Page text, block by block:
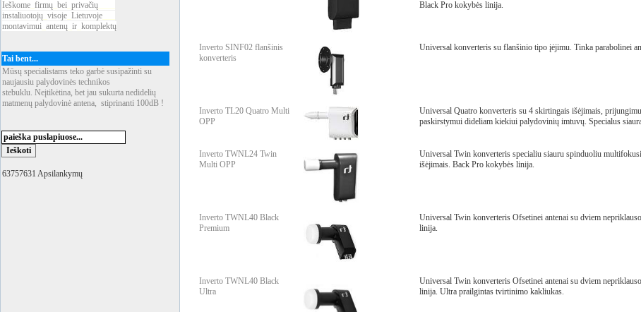
Ieškome firmų bei privačių
instaliuotojų visoje Lietuvoje
montavimui antenų ir komplektų
Tai bent...
Mūsų specialistams teko garbė susipažinti su
naujausiu palydovinės technikos
stebuklu. Neįtikėtina, bet jau sukurta nedidelių
matmenų palydovinė antena, stiprinanti 100dB !
63757631 Apsilankymų
Black Pro kokybės linija.
Inverto SINF02 flanšinis
konverteris
Universal konverteris su flanšinio tipo įėjimu. Tinka parabolinei
Inverto TL20 Quatro Multi
OPP
Universal Quatro konverteris su 4 skirtingais išėjimais,
paskirstymui dideliam kiekiui palydovinių imtuvų. Specialus
Inverto TWNL24 Twin
Multi OPP
Universal Twin konverteris specialiu siauru spinduoliu
išėjimais. Back Pro kokybės linija.
Inverto TWNL40 Black
Premium
Universal Twin konverteris Ofsetinei antenai su dviem
linija.
Inverto TWNL40 Black
Ultra
Universal Twin konverteris Ofsetinei antenai su dviem
linija. Ultra prailgintas tvirtinimo kakliukas.